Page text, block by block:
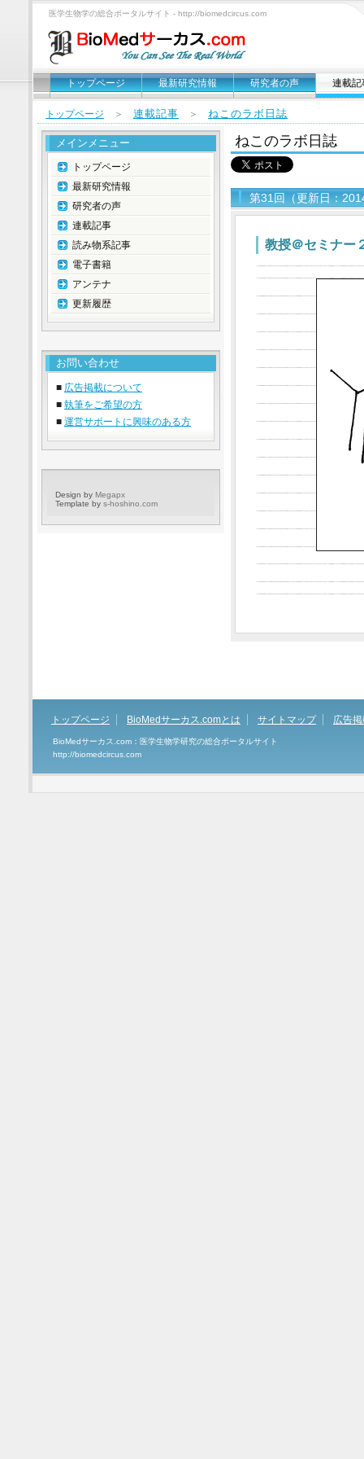
医学生物学の総合ポータルサイト - http://biomedcircus.com
トップページ 最新研究情報 研究者の声 連載記
トップページ ＞ 連載記事 ＞ ねこのラボ日誌
ねこのラボ日誌
第31回（更新日：
教授＠セミナー
メインメニュー
トップページ
最新研究情報
研究者の声
連載記事
読み物系記事
電子書籍
アンテナ
更新履歴
お問い合わせ
■ 広告掲載について
■ 執筆をご希望の方
■ 運営サポートに興味のある方
Design by Megapx
Template by s-hoshino.com
トップページ BioMedサーカス.comとは サイトマップ 広告
BioMedサーカス.com：医学生物学研究の総合ポータルサイト
http://biomedcircus.com